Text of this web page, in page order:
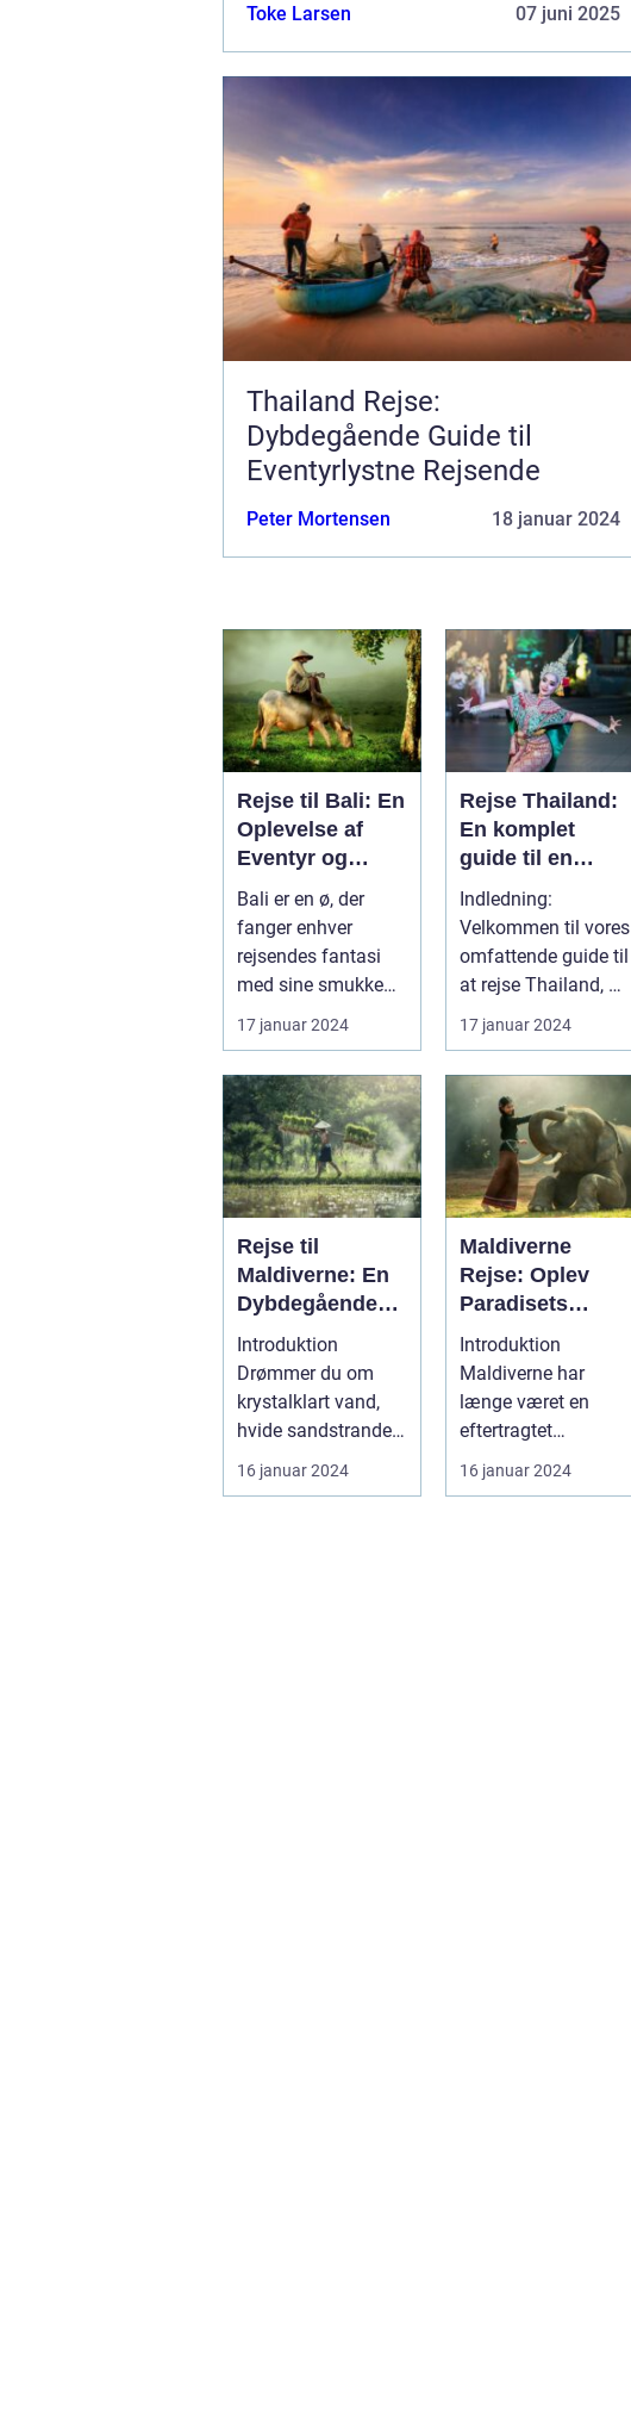
Toke Larsen 07 juni 2025
Thailand Rejse:
Dybdegående Guide til
Eventyrlystne Rejsende
Peter Mortensen 18 januar 2024
Rejse til Bali: En
Oplevelse af
Eventyr og
Skønhed
Bali er en ø, der
fanger enhver
rejsendes fantasi
med sine smukke
strande, frodige
rismarker og en u...
17 januar 2024
Rejse Thailand:
En komplet
guide til en
eventyrlig
oplevelse
Indledning:
Velkommen til vores
omfattende guide til
at rejse Thailand, et
land rigt på kultur,
hist...
17 januar 2024
Rejse til
Maldiverne: En
Dybdegående
Oplevelse af
Paradis
Introduktion
Drømmer du om
krystalklart vand,
hvide sandstrande
og en afslappende
atmosfære? Så er
16 januar 2024
Maldiverne
Rejse: Oplev
Paradisets
Skønhed og
Historie
Introduktion
Maldiverne har
længe været en
eftertragtet
destination for
rejsende, der søger
16 januar 2024